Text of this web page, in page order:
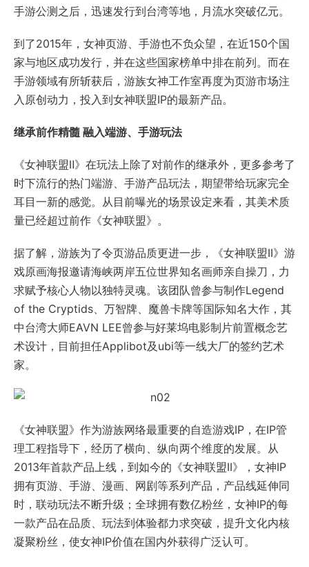
手游公测之后，迅速发行到台湾等地，月流水突破亿元。
到了2015年，女神页游、手游也不负众望，在近150个国
家与地区成功发行，并在这些国家榜单中排在前列。而在
手游领域有所斩获后，游族女神工作室再度为页游市场注
入原创动力，投入到女神联盟IP的最新产品。
继承前作精髓 融入端游、手游玩法
《女神联盟Ⅱ》在玩法上除了对前作的继承外，更多参考了
时下流行的热门端游、手游产品玩法，期望带给玩家完全
耳目一新的感觉。从目前曝光的场景设定来看，其美术质
量已经超过前作《女神联盟》。
据了解，游族为了令页游品质更进一步，《女神联盟II》游
戏原画海报邀请海峡两岸五位世界知名画师亲自操刀，力
求赋予核心人物以独特灵魂。该团队曾参与制作Legend
of the Cryptids、万智牌、魔兽卡牌等国际知名大作，其
中台湾大师EAVN LEE曾参与好莱坞电影制片前置概念艺
术设计，目前担任Applibot及ubi等一线大厂的签约艺术
家。
《女神联盟》作为游族网络最重要的自造游戏IP，在IP管
理工程指导下，经历了横向、纵向两个维度的发展。从
2013年首款产品上线，到如今的《女神联盟II》，女神IP
拥有页游、手游、漫画、网剧等系列产品，产品线延伸同
时，联动玩法不断升级；全球拥有数亿粉丝，女神IP的每
一款产品在品质、玩法到体验都力求突破，提升文化内核
凝聚粉丝，使女神IP价值在国内外获得广泛认可。